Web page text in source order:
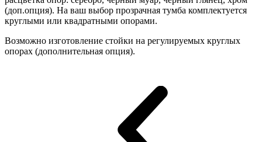
(доп.опция). На ваш выбор прозрачная тумба комплектуется
круглыми или квадратными опорами.
Возможно изготовление стойки на регулируемых круглых
опорах (дополнительная опция).